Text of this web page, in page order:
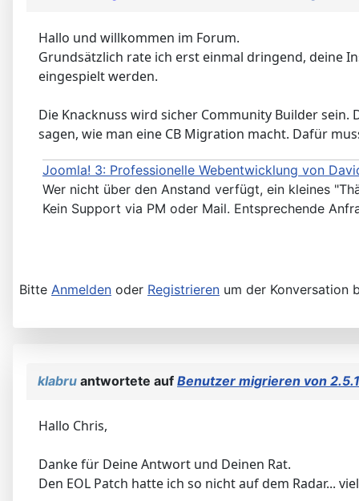
Hallo und willkommen im Forum.
Grundsätzlich rate ich erst einmal dringend, deine
eingespielt werden.
Die Knacknuss wird sicher Community Builder
sagen, wie man eine CB Migration macht. Dafür
Joomla! 3: Professionelle Webentwicklung von
Wer nicht über den Anstand verfügt, ein kleines
Kein Support via PM oder Mail. Entsprechende
Bitte Anmelden oder Registrieren um der Konversation
klabru antwortete auf Benutzer migrieren von
Hallo Chris,
Danke für Deine Antwort und Deinen Rat.
Den EOL Patch hatte ich so nicht auf dem Radar...